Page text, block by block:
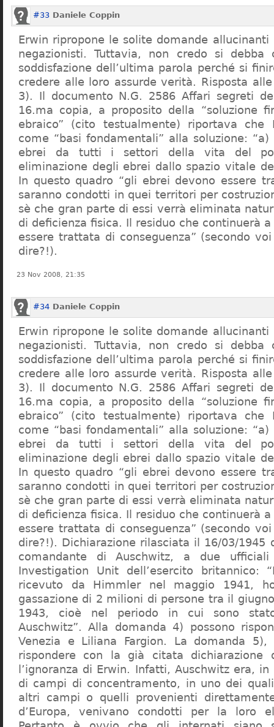
#33 Daniele Coppin
Erwin ripropone le solite domande
negazionisti. Tuttavia, non credo si debba
soddisfazione dell’ultima parola perché si
credere alle loro assurde verità. Risposta
3). Il documento N.G. 2586 Affari segreti
16.ma copia, a proposito della “soluzione
ebraico” (cito testualmente) riportava che
come “basi fondamentali” alla soluzione:
ebrei da tutti i settori della vita del
eliminazione degli ebrei dallo spazio vitale
In questo quadro “gli ebrei devono essere
saranno condotti in quei territori per
sè che gran parte di essi verrà eliminata
di deficienza fisica. Il residuo che continuerà
essere trattata di conseguenza” (secondo
dire?!).
23 Nov 2008, 21:35
#34 Daniele Coppin
Erwin ripropone le solite domande
negazionisti. Tuttavia, non credo si debba
soddisfazione dell’ultima parola perché si
credere alle loro assurde verità. Risposta
3). Il documento N.G. 2586 Affari segreti
16.ma copia, a proposito della “soluzione
ebraico” (cito testualmente) riportava che
come “basi fondamentali” alla soluzione:
ebrei da tutti i settori della vita del
eliminazione degli ebrei dallo spazio vitale
In questo quadro “gli ebrei devono essere
saranno condotti in quei territori per
sè che gran parte di essi verrà eliminata
di deficienza fisica. Il residuo che continuerà
essere trattata di conseguenza” (secondo
dire?!). Dichiarazione rilasciata il 16/03/1945
comandante di Auschwitz, a due
Investigation Unit dell’esercito britannico:
ricevuto da Himmler nel maggio 1941,
gassazione di 2 milioni di persone tra il
1943, cioè nel periodo in cui sono
Auschwitz”. Alla domanda 4) possono
Venezia e Liliana Fargion. La domanda
rispondere con la già citata dichiarazione
l’ignoranza di Erwin. Infatti, Auschwitz era,
di campi di concentramento, in uno dei
altri campi o quelli provenienti
d’Europa, venivano condotti per la loro